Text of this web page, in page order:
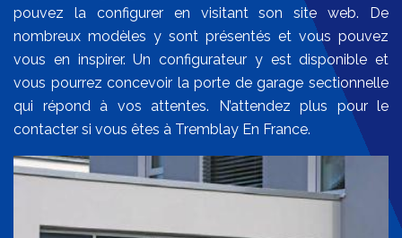
pouvez la configurer en visitant son site web. De
nombreux modèles y sont présentés et vous pouvez
vous en inspirer. Un configurateur y est disponible et
vous pourrez concevoir la porte de garage sectionnelle
qui répond à vos attentes. N’attendez plus pour le
contacter si vous êtes à Tremblay En France.